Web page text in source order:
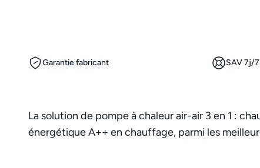
Garantie fabricant SAV 7j/
La solution de pompe à chaleur air-air 3 en 1 :
énergétique A++ en chauffage, parmi les